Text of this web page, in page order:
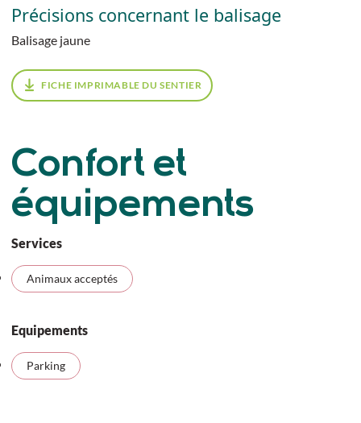
Précisions concernant le balisage
Balisage jaune
FICHE IMPRIMABLE DU SENTIER
Confort et
équipements
Services
Animaux acceptés
Equipements
Parking